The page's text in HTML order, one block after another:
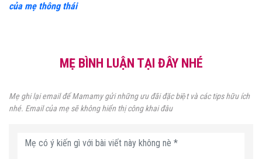
của mẹ thông thái
MẸ BÌNH LUẬN TẠI ĐÂY NHÉ
Mẹ ghi lại email để Mamamy gửi những ưu đãi đặc biệt và các tips hữu ích
nhé. Email của mẹ sẽ không hiển thị công khai đâu